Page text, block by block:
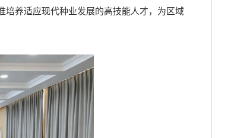
培养适应现代种业发展的高技能人才，为区域